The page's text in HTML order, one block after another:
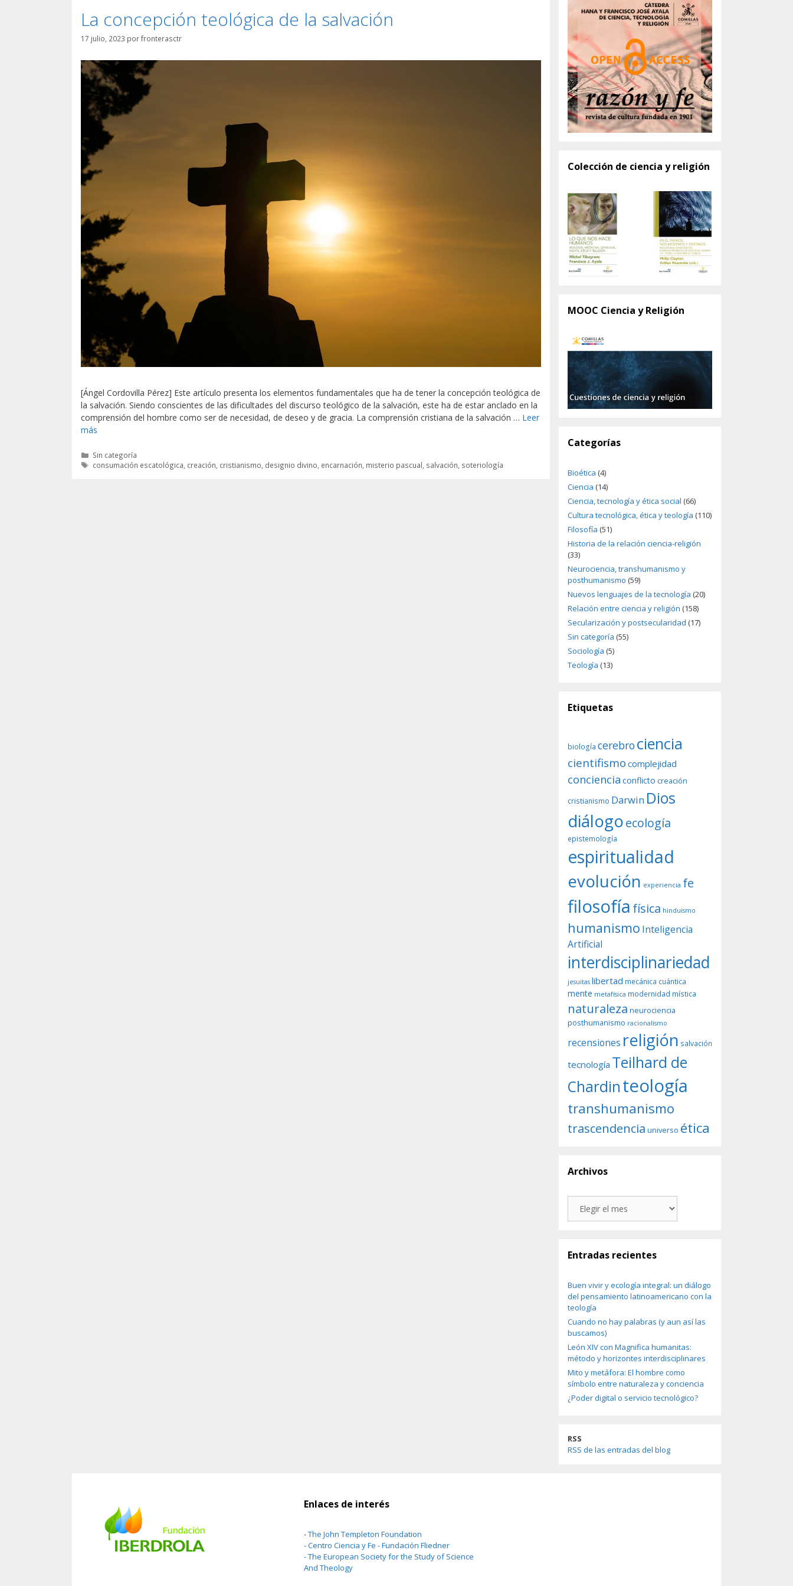
La concepción teológica de la salvación
17 julio, 2023 porfronterasctr
[Ángel Cordovilla Pérez] Este artículo presenta los elementos fundamentales que ha de tener la concepción teológica de
la salvación. Siendo conscientes de las dificultades del discurso teológico de la salvación, este ha de estar anclado en la
comprensión del hombre como ser de necesidad, de deseo y de gracia. La comprensión cristiana de la salvación … Leer
más
Categorías
Sin categoría
Etiquetas
consumación escatológica creación cristianismo designio divino encarnación misterio pascual salvación soteriología
Colección de ciencia y religión
MOOC Ciencia y Religión
Categorías
Bioética (4)
Ciencia (14)
Ciencia, tecnología y ética social (66)
Cultura tecnológica, ética y teología (110)
Filosofía (51)
Historia de la relación ciencia-religión
(33)
Neurociencia, transhumanismo y
posthumanismo (59)
Nuevos lenguajes de la tecnología (20)
Relación entre ciencia y religión (158)
Secularización y postsecularidad (17)
Sin categoría (55)
Sociología (5)
Teología (13)
Etiquetas
biología cerebro ciencia
cientifismo complejidad
conciencia conflicto creación
cristianismo Darwin Dios
diálogoecología
epistemología
espiritualidad
evolución experiencia fe
filosofía física hinduismo
humanismo Inteligencia
Artificial
interdisciplinariedad
jesuitas libertad mecánica cuántica
mente metafísica modernidad mística
naturaleza neurociencia
posthumanismo racionalismo
recensiones religión salvación
tecnología Teilhard de
Chardinteología
transhumanismo
trascendencia universo ética
Archivos
Entradas recientes
Buen vivir y ecología integral: un diálogo
del pensamiento latinoamericano con la
teología
Cuando no hay palabras (y aun así las
buscamos)
León XIV con Magnifica humanitas:
método y horizontes interdisciplinares
Mito y metáfora: El hombre como
símbolo entre naturaleza y conciencia
¿Poder digital o servicio tecnológico?
RSS
RSS de las entradas del blog
Enlaces de interés
-The John Templeton Foundation
-Centro Ciencia y Fe - Fundación Fliedner
-The European Society for the Study of Science
And Theology